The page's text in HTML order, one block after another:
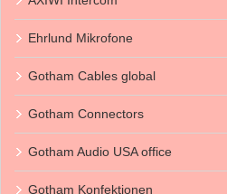
Ehrlund Mikrofone
Gotham Cables global
Gotham Connectors
Gotham Audio USA office
Gotham Konfektionen